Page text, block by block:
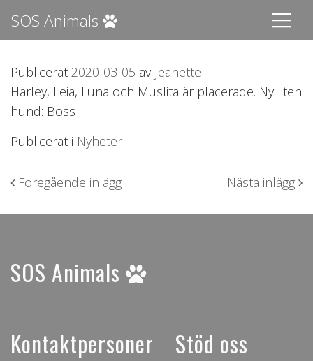
SOS Animals
Publicerat 2020-03-05 av Jeanette
Harley, Leia, Luna och Muslita är placerade. Ny liten
hund: Boss
Publicerat i Nyheter
Inläggsnavigering
Föregående inlägg Nästa inlägg
SOS Animals
Kontaktpersoner Stöd oss